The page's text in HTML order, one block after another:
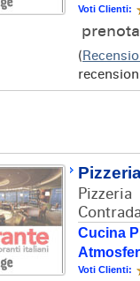
Voti Clienti:
(
Cucina
Voti Clienti: